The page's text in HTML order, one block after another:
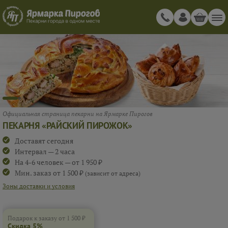
СКИДКА 5%
ПРИ ЗАКАЗЕ ОТ 1 500 ₽
RAISKIY_1
Подарок к заказу от 1 500 ₽
Скидка 5%